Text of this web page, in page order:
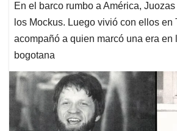
En el barco rumbo a América,
los Mockus. Luego vivió con ellos en
acompañó a quien marcó una era en
bogotana